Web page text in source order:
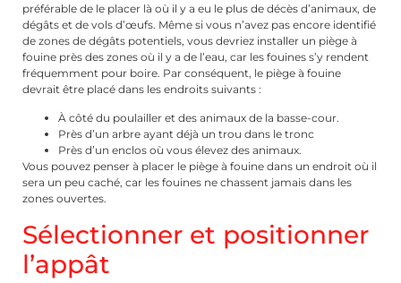
préférable de le placer là où il y a eu le plus de décès d’animaux, de
dégâts et de vols d’œufs. Même si vous n’avez pas encore identifié
de zones de dégâts potentiels, vous devriez installer un piège à
fouine près des zones où il y a de l’eau, car les fouines s’y rendent
fréquemment pour boire. Par conséquent, le piège à fouine
devrait être placé dans les endroits suivants :
À côté du poulailler et des animaux de la basse-cour.
Près d’un arbre ayant déjà un trou dans le tronc
Près d’un enclos où vous élevez des animaux.
Vous pouvez penser à placer le piège à fouine dans un endroit où il
sera un peu caché, car les fouines ne chassent jamais dans les
zones ouvertes.
Sélectionner et positionner
l’appât